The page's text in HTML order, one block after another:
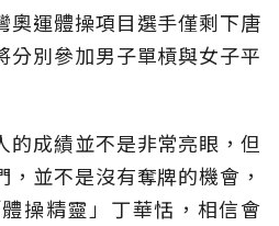
奧運體操項目選手僅剩下唐
分別參加男子單槓與女子平
的成績並不是非常亮眼，但
並不是沒有奪牌的機會，
操精靈」丁華恬，相信會